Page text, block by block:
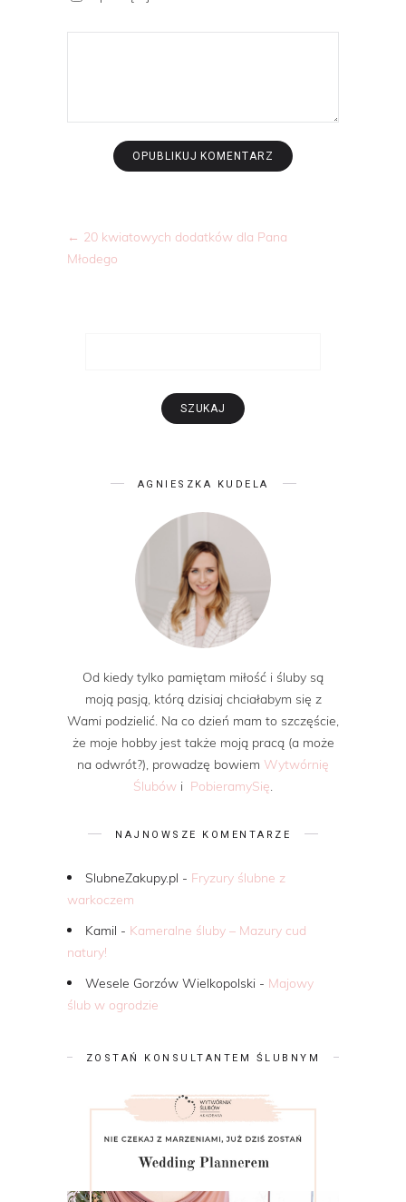
← 20 kwiatowych dodatków dla Pana
Młodego
AGNIESZKA KUDELA
Od kiedy tylko pamiętam miłość i śluby są
moją pasją, którą dzisiaj chciałabym się z
Wami podzielić. Na co dzień mam to szczęście,
że moje hobby jest także moją pracą (a może
na odwrót?), prowadzę bowiem Wytwórnię
Ślubów i PobieramySię
NAJNOWSZE KOMENTARZE
SlubneZakupy.pl - Fryzury ślubne z
warkoczem
Kamil - Kameralne śluby – Mazury cud
natury!
Wesele Gorzów Wielkopolski - Majowy
ślub w ogrodzie
ZOSTAŃ KONSULTANTEM ŚLUBNYM